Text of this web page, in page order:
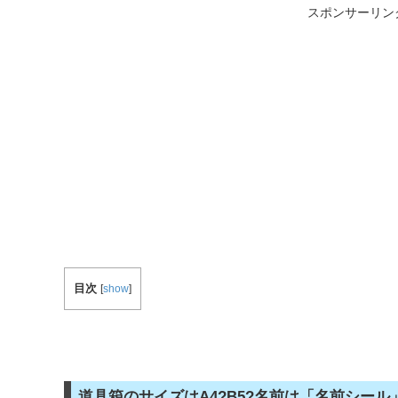
スポンサーリン
目次 [show]